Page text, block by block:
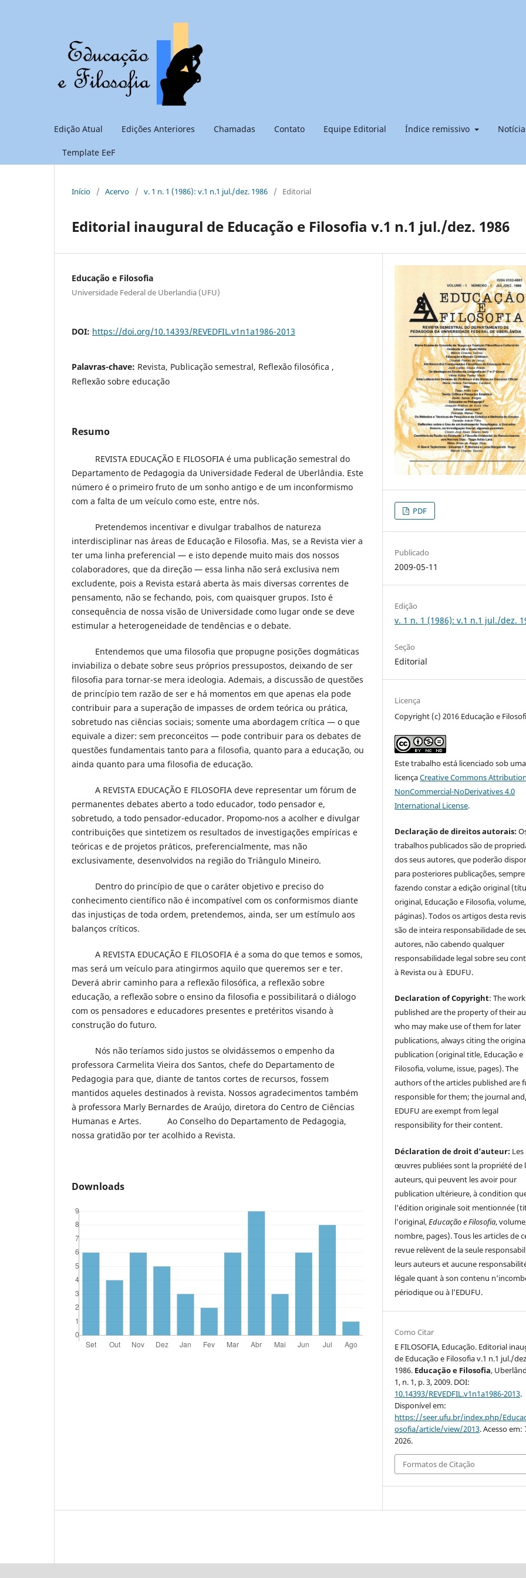
Edição Atual Edições Anteriores Chamadas Contato Equipe Editorial Índice remissivo
Template EeF
Início / Acervo / v. 1 n. 1 (1986): v.1 n.1 jul./dez. 1986 / Editorial
Editorial inaugural de Educação e Filosofia v.1 n.1 jul./dez. 1986
Educação e Filosofia
Universidade Federal de Uberlandia (UFU)
DOI: https://doi.org/10.14393/REVEDFIL.v1n1a1986-2013
Palavras-chave: Revista, Publicação semestral, Reflexão filosófica ,
Reflexão sobre educação
Resumo
REVISTA EDUCAÇÃO E FILOSOFIA é uma publicação semestral do
Departamento de Pedagogia da Universidade Federal de Uberlândia. Este
número é o primeiro fruto de um sonho antigo e de um inconformismo
com a falta de um veículo como este, entre nós.
Pretendemos incentivar e divulgar trabalhos de natureza
interdisciplinar nas áreas de Educação e Filosofia. Mas, se a Revista vier a
ter uma linha preferencial — e isto depende muito mais dos nossos
colaboradores, que da direção — essa linha não será exclusiva nem
excludente, pois a Revista estará aberta às mais diversas correntes de
pensamento, não se fechando, pois, com quaisquer grupos. Isto é
consequência de nossa visão de Universidade como lugar onde se deve
estimular a heterogeneidade de tendências e o debate.
Entendemos que uma filosofia que propugne posições dogmáticas
inviabiliza o debate sobre seus próprios pressupostos, deixando de ser
filosofia para tornar-se mera ideologia. Ademais, a discussão de questões
de princípio tem razão de ser e há momentos em que apenas ela pode
contribuir para a superação de impasses de ordem teórica ou prática,
sobretudo nas ciências sociais; somente uma abordagem crítica — o que
equivale a dizer: sem preconceitos — pode contribuir para os debates de
questões fundamentais tanto para a filosofia, quanto para a educação, ou
ainda quanto para uma filosofia de educação.
A REVISTA EDUCAÇÃO E FILOSOFIA deve representar um fórum de
permanentes debates aberto a todo educador, todo pensador e,
sobretudo, a todo pensador-educador. Propomo-nos a acolher e divulgar
contribuições que sintetizem os resultados de investigações empíricas e
teóricas e de projetos práticos, preferencialmente, mas não
exclusivamente, desenvolvidos na região do Triângulo Mineiro.
Dentro do princípio de que o caráter objetivo e preciso do
conhecimento científico não é incompatível com os conformismos diante
das injustiças de toda ordem, pretendemos, ainda, ser um estímulo aos
balanços críticos.
A REVISTA EDUCAÇÃO E FILOSOFIA é a soma do que temos e somos,
mas será um veículo para atingirmos aquilo que queremos ser e ter.
Deverá abrir caminho para a reflexão filosófica, a reflexão sobre
educação, a reflexão sobre o ensino da filosofia e possibilitará o diálogo
com os pensadores e educadores presentes e pretéritos visando à
construção do futuro.
Nós não teríamos sido justos se olvidássemos o empenho da
professora Carmelita Vieira dos Santos, chefe do Departamento de
Pedagogia para que, diante de tantos cortes de recursos, fossem
mantidos aqueles destinados à revista. Nossos agradecimentos também
à professora Marly Bernardes de Araújo, diretora do Centro de Ciências
Humanas e Artes. Ao Conselho do Departamento de Pedagogia,
nossa gratidão por ter acolhido a Revista.
Downloads
PDF
Publicado
2009-05-11
Edição
v. 1 n. 1 (1986): v.1 n.1 jul./dez.
Seção
Editorial
Licença
Copyright (c) 2016 Educação e
Este trabalho está licenciado sob uma
licençaCreative Commons
NonCommercial-NoDerivatives 4.0
International License.
Declaração de direitos autorais:
trabalhos publicados são de
dos seus autores, que poderão
para posteriores publicações, sempre
fazendo constar a edição original
original, Educação e Filosofia,
páginas). Todos os artigos desta
são de inteira responsabilidade de
autores, não cabendo qualquer
responsabilidade legal sobre seu
à Revista ou à EDUFU.
Declaration of Copyright: The
published are the property of their
who may make use of them for later
publications, always citing the
publication (original title, Educação e
Filosofia, volume, issue, pages). The
authors of the articles published are
responsible for them; the journal
EDUFU are exempt from legal
responsibility for their content.
Déclaration de droit d’auteur: Les
œuvres publiées sont la propriété de
auteurs, qui peuvent les avoir pour
publication ultérieure, à condition
l'édition originale soit mentionnée
l'original,Educação e Filosofia,
nombre, pages). Tous les articles de
revue relèvent de la seule
leurs auteurs et aucune
légale quant à son contenu
périodique ou à l’EDUFU.
Como Citar
E FILOSOFIA, Educação. Editorial
de Educação e Filosofia v.1 n.1 jul./
1986. Educação e Filosofia,
1, n. 1, p. 3, 2009. DOI:
10.14393/REVEDFIL.v1n1a1986-2013.
Disponível em:
https://seer.ufu.br/index.php/
osofia/article/view/2013. Acesso em:
2026.
Formatos de Citação